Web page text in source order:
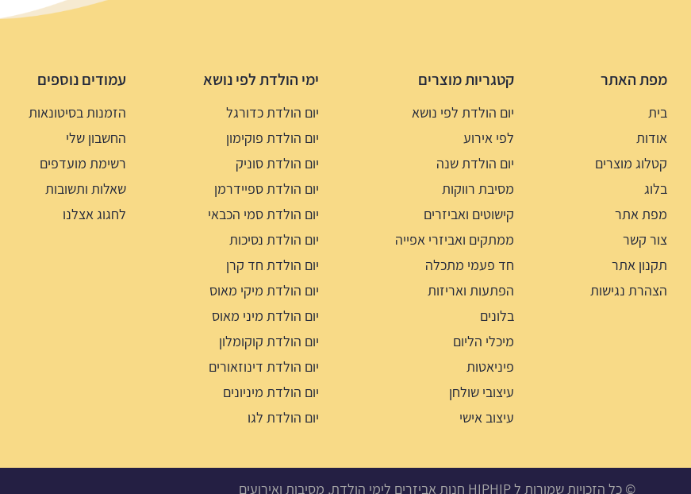
מפת האתר
בית
אודות
קטלוג מוצרים
בלוג
מפת אתר
צור קשר
תקנון אתר
הצהרת נגישות
קטגריות מוצרים
יום הולדת לפי נושא
לפי אירוע
יום הולדת שנה
מסיבת רווקות
קישוטים ואביזרים
ממתקים ואביזרי אפייה
חד פעמי מתכלה
הפתעות ואריזות
בלונים
מיכלי הליום
פיניאטות
עיצובי שולחן
עיצוב אישי
ימי הולדת לפי נושא
יום הולדת כדורגל
יום הולדת פוקימון
יום הולדת סוניק
יום הולדת ספיידרמן
יום הולדת סמי הכבאי
יום הולדת נסיכות
יום הולדת חד קרן
יום הולדת מיקי מאוס
יום הולדת מיני מאוס
יום הולדת קוקומלון
יום הולדת דינוזאורים
יום הולדת מיניונים
יום הולדת לגו
עמודים נוספים
הזמנות בסיטונאות
החשבון שלי
רשימת מועדפים
שאלות ותשובות
לחגוג אצלנו
© כל הזכויות שמורות ל HIPHIP חנות אביזרים לימי הולדת, מסיבות ואירועים